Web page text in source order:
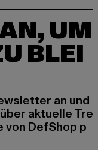
UM
BLEI
an und
aktuelle Tre
von DefShop p